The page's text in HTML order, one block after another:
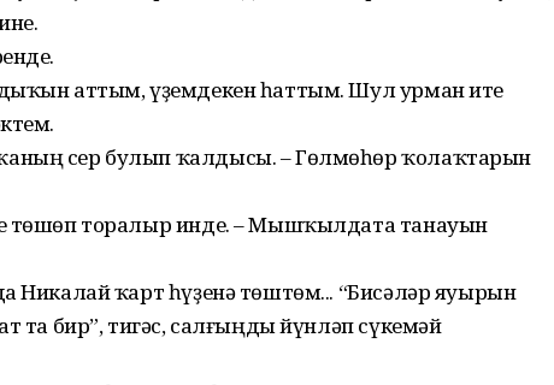
аттым, үҙемдекен һаттым. Шул урман ите
сер булып ҡалдысы. – Гөлмөһөр ҡолаҡтарын
төшөп торалыр инде. – Мышҡылдата танауын
Никалай ҡарт һүҙенә төштөм... “Бисәләр яуырын
та бир”, тигәс, салғыңды йүнләп сүкемәй